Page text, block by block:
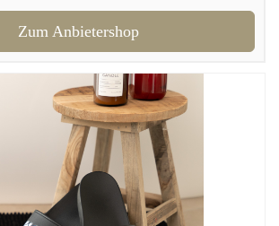
Zum Anbietershop